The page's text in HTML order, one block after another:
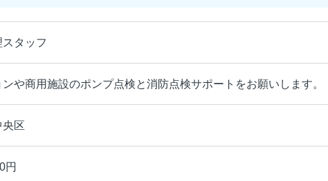
タッフ
や商用施設のポンプ点検と消防点検サポートをお願いします。
央区
円